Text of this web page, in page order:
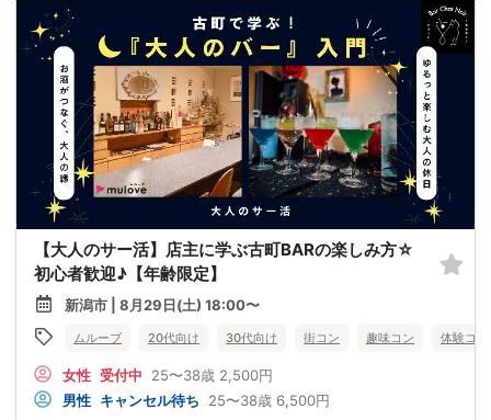
【大人のサー活】店主に学ぶ古町BARの楽しみ方☆
初心者歓迎♪【年齢限定】
新潟市 | 8月29日(土) 18:00〜
ムルーブ 20代向け 30代向け 街コン 趣味コン 体験コン
女性 受付中 25〜38歳 2,500円
男性 キャンセル待ち 25〜38歳 6,500円